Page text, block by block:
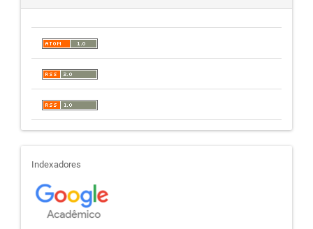
indexadores
Indexadores